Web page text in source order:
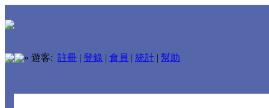
» 遊客: 註冊 | 登錄 | 會員 | 統計 | 幫助